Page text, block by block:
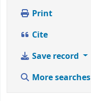
Print
Cite
Save record
More searches